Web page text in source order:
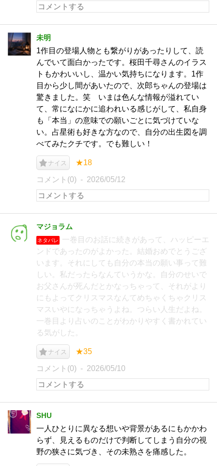
未明
1作目の登場人物とも繋がりがあったりして、読
んでいて面白かったです。桜田千尋さんのイラス
トもかわいいし、温かい気持ちになります。1作
目から少し間があいたので、次郎ちゃんの登場は
驚きました。笑 いまは色んな情報が溢れてい
て、常になにかに追われいる感じがして、私自身
も「本当」の意味での願いごとに気づけていな
い。占星術も好きな方なので、自分の出生図を調
べてみたクチです。でも難しい！
ナイス ★18
コメント(0) 2026/05/12
マジョラム
ネタバレ
一巻目のお話に続きがあって、ハッピーエ
ンドであったのがよかった。結婚おめでとうござ
います。それにしても自分の本当の願い事って難
しい。私だったらなんていうかな。自分のせいで
お父さんが死んだとかなっちゃって、それがより
にもよってクリスマスなんてめちゃくちゃクリス
マスいやになっちゃうよね。つらい人生だよね。
一巻目より占いのことがわかりやすく書かれてい
る気がした。
ナイス ★35
コメント(0) 2026/05/10
SHU
一人ひとりに異なる想いや背景があるにもかかわ
らず、見えるものだけで判断してしまう自分の視
野の狭さに気づき、その未熟さを痛感した。